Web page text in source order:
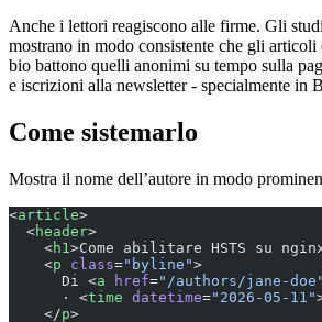
Anche i lettori reagiscono alle firme. Gli
mostrano in modo consistente che gli articoli
bio battono quelli anonimi su tempo sulla
e iscrizioni alla newsletter - specialmente in
Come sistemarlo
Mostra il nome dell’autore in modo
<article>
  <
header>
    <
h1>Come abilitare HSTS su
    <
p class="byline">
      Di <
a href="/authors/jane-doe"
      · <
time datetime="2026-05-11"
    </
p>